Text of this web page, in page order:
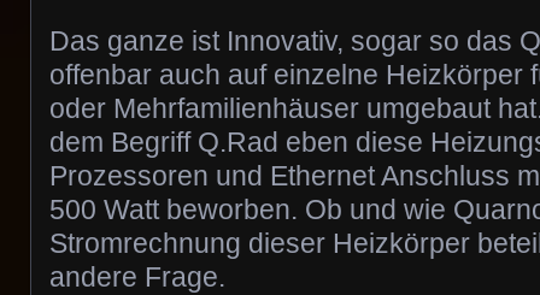
Das ganze ist Innovativ, sogar so das
offenbar auch auf einzelne Heizkörper
oder Mehrfamilienhäuser umgebaut
dem Begriff Q.Rad eben diese
Prozessoren und Ethernet Anschluss
500 Watt beworben. Ob und wie
Stromrechnung dieser Heizkörper
andere Frage.